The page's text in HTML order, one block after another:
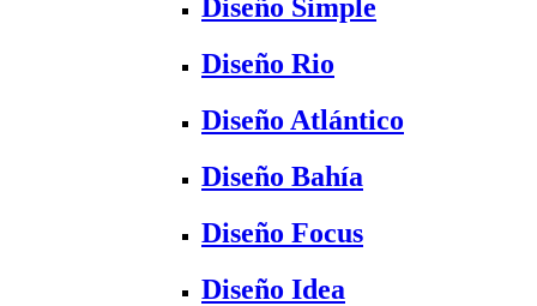
Diseño Simple
Diseño Rio
Diseño Atlántico
Diseño Bahía
Diseño Focus
Diseño Idea